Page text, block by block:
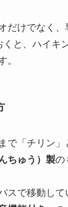
だけでなく
くと、ハイキ
。
で「チリン
ちゅう）製の
スで移動し